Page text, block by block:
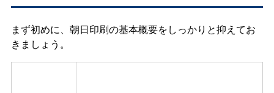
まず初めに、朝日印刷の基本概要をしっかりと抑えてお
きましょう。